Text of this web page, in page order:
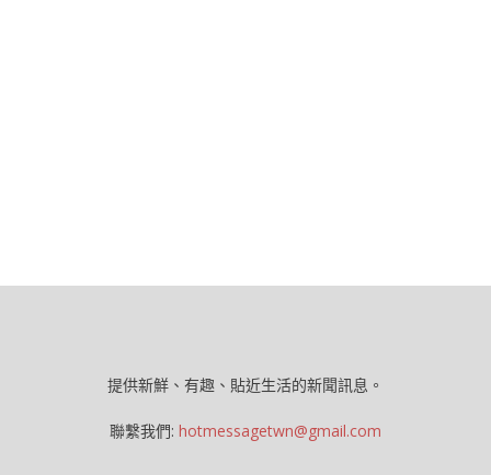
提供新鮮、有趣、貼近生活的新聞訊息。
聯繫我們: hotmessagetwn@gmail.com